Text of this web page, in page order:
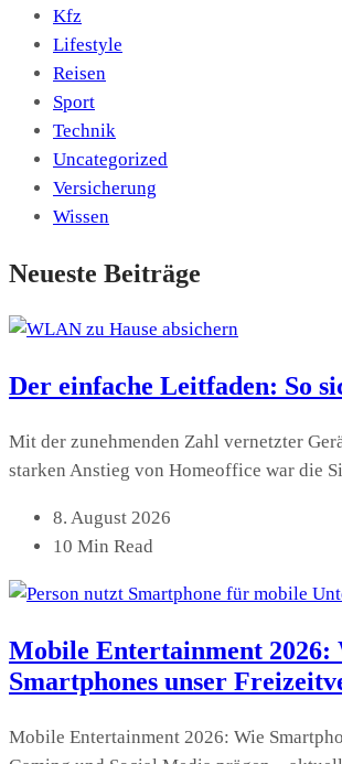
Kfz
Lifestyle
Reisen
Sport
Technik
Uncategorized
Versicherung
Wissen
Neueste Beiträge
Der einfache Leitfaden: So
Mit der zunehmenden Zahl vernetzter
starken Anstieg von Homeoffice war die
8. August 2026
10 Min Read
Mobile Entertainment 2026:
Smartphones unser
Mobile Entertainment 2026: Wie